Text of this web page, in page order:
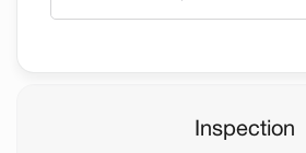
Inspection